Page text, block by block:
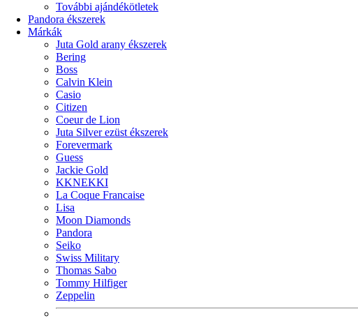
További ajándékötletek
Pandora ékszerek
Márkák
Juta Gold arany ékszerek
Bering
Boss
Calvin Klein
Casio
Citizen
Coeur de Lion
Juta Silver ezüst ékszerek
Forevermark
Guess
Jackie Gold
KKNEKKI
La Coque Francaise
Lisa
Moon Diamonds
Pandora
Seiko
Swiss Military
Thomas Sabo
Tommy Hilfiger
Zeppelin